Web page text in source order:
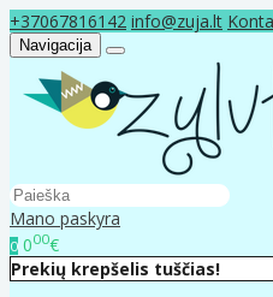
+37067816142 info@zuja.lt
Navigacija
Mano paskyra
0 000€
Prekių krepšelis tuščias!